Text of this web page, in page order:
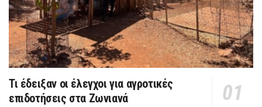
Τι έδειξαν οι έλεγχοι για αγροτικές
επιδοτήσεις στα Ζωνιανά